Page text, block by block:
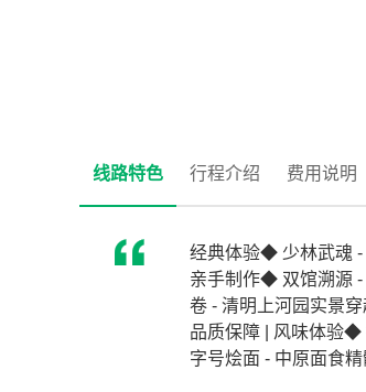
线路特色 行程介绍 费用说明
经典体验◆ 少林武魂
亲手制作◆ 双馆溯源
卷 - 清明上河园实景穿
品质保障 | 风味体验
字号烩面 - 中原面食